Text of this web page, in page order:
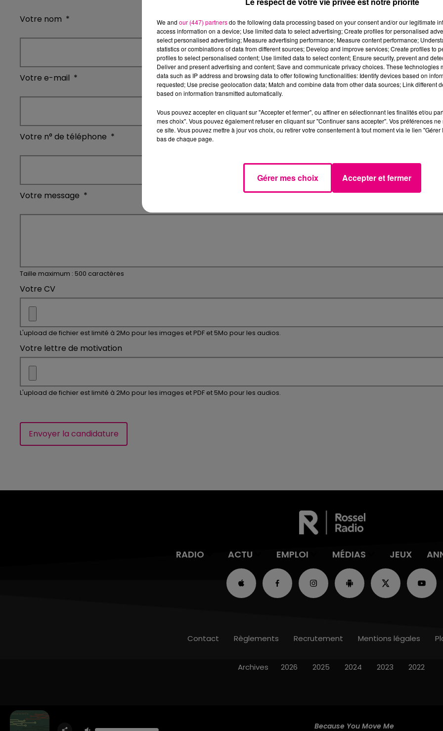
Votre nom *
Votre e-mail *
Votre n° de téléphone *
Votre message *
Taille maximum : 500 caractères
Votre CV
L'upload de fichier est limité à 2Mo pour les images et PDF et 5Mo pour les audios.
Votre lettre de motivation
L'upload de fichier est limité à 2Mo pour les images et PDF et 5Mo pour les audios.
Envoyer la candidature
RADIO ACTU EMPLOI MÉDIAS JEUX
Because You Move Me
Contact Règlements Recrutement Mentions légales
Archives 2026 2025 2024 2023 2022
We and our (447) partnersdo the following data processing based on your consent and/or our legitimate
access information on a device; Use limited data to select advertising; Create profiles for personalised
select personalised advertising; Measure advertising performance; Measure content performance;
statistics or combinations of data from different sources; Develop and improve services; Create profiles to
profiles to select personalised content; Use limited data to select content; Ensure security, prevent and
Deliver and present advertising and content; Save and communicate privacy choices. These technologies
data such as IP address and browsing data to offer following functionalities: Identify devices based on
requested; Use precise geolocation data; Match and combine data from other data sources; Link different
based on information transmitted automatically.
Vous pouvez accepter en cliquant sur "Accepter et fermer", ou affiner en sélectionnant les finalités et/ou
mes choix". Vous pouvez également refuser en cliquant sur "Continuer sans accepter". Vos préférences
ce site. Vous pouvez mettre à jour vos choix, ou retirer votre consentement à tout moment via le lien
bas de chaque page.
Gérer mes choix Accepter et fermer